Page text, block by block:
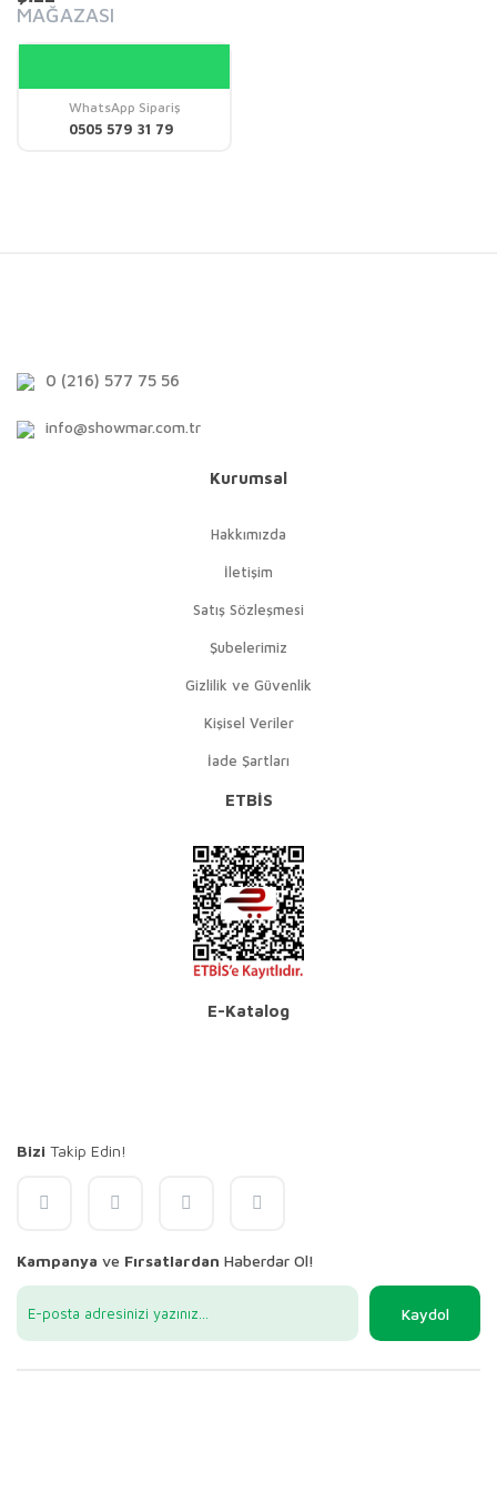
MAĞAZASI
WhatsApp Sipariş
0505 579 31 79
0 (216) 577 75 56
info@showmar.com.tr
Kurumsal
Hakkımızda
İletişim
Satış Sözleşmesi
Şubelerimiz
Gizlilik ve Güvenlik
Kişisel Veriler
İade Şartları
ETBİS
E-Katalog
Bizi Takip Edin!
Kampanya ve Fırsatlardan Haberdar Ol!
Kaydol